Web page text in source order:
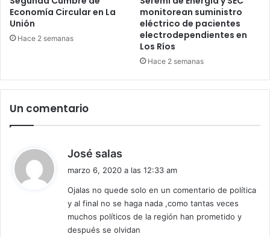
Economía Circular en La
Unión
Hace 2 semanas
monitorean suministro
eléctrico de pacientes
electrodependientes en
Los Ríos
Hace 2 semanas
Un comentario
José salas
e
marzo 6, 2020 a las 12:33 am
Ojalas no quede solo en un comentario de política
y al final no se haga nada ,como tantas veces
muchos políticos de la región han prometido y
después se olvidan